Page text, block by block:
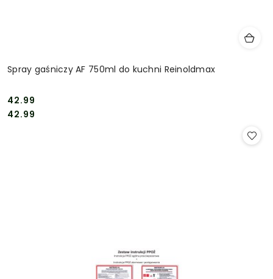
Spray gaśniczy AF 750ml do kuchni Reinoldmax
Cena:
42.99
Cena:
42.99